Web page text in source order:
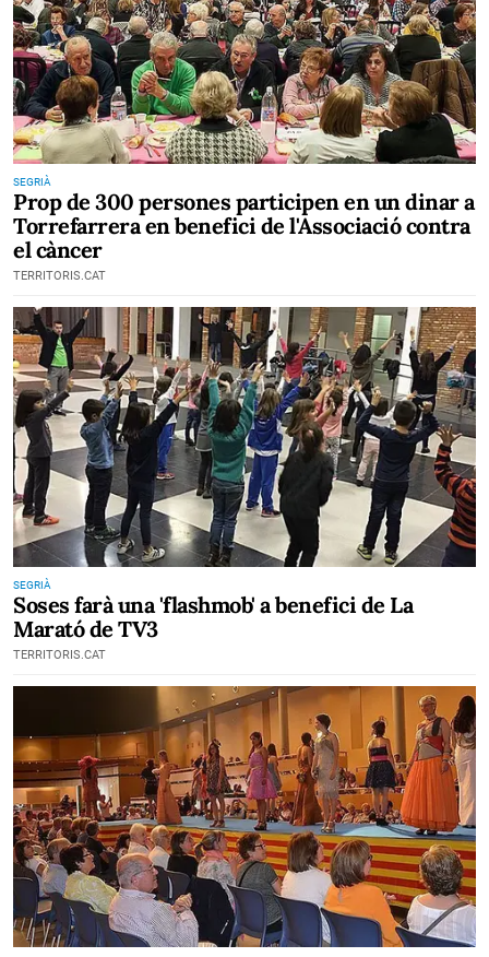
SEGRIÀ
Prop de 300 persones participen en un dinar a
Torrefarrera en benefici de l'Associació contra
el càncer
TERRITORIS.CAT
SEGRIÀ
Soses farà una 'flashmob' a benefici de La
Marató de TV3
TERRITORIS.CAT